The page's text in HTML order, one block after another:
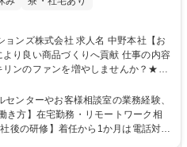
求人名 中野本社【お
商品づくりへ貢献 仕事の内容
ンのファンを増やしませんか？★≫
活かしていく上で、窓口となるお客
お客様からの声に迅速かつ誠意をも
ープ内活動に反映しています。 【具
ンターやお客様相談室の業務経験、
き方】在宅勤務・リモートワーク相